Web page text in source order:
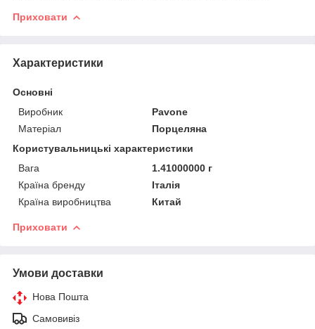
Приховати
Характеристики
Основні
Виробник
Pavone
Матеріал
Порцеляна
Користувальницькі характеристики
Вага
1.41000000 г
Країна бренду
Італія
Країна виробництва
Китай
Приховати
Умови доставки
Нова Пошта
Самовивіз